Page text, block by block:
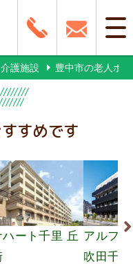
護施設 豊中市の老人ホ
すめです
ファリビング
千里丘
有料老
いこい